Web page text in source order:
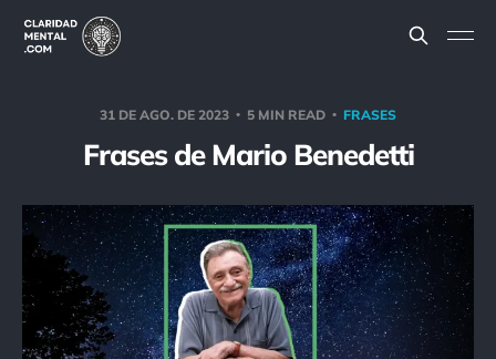
31 DE AGO. DE 2023 5 MIN READ FRASES
Frases de Mario Benedetti